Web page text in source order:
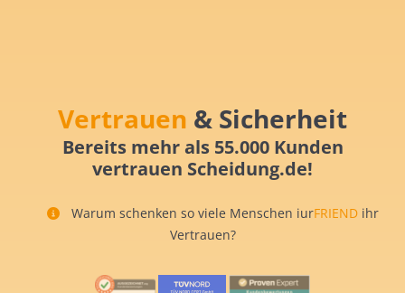
Vertrauen & Sicherheit
Bereits mehr als 55.000 Kunden
vertrauen Scheidung.de!
Warum schenken so viele Menschen iurFRIEND ihr
Vertrauen?